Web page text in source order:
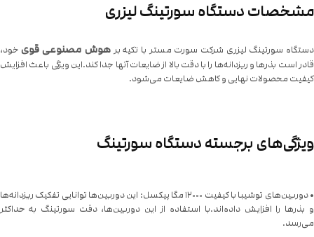
مشخصات دستگاه سورتینگ لیزری
دستگاه سورتینگ لیزری شرکت سورت مستر با تکیه بر هوش مصنوعی قوی خود،
قادر است بذرها و ریزدانه‌ها را با دقت بالا از ضایعات آنها جدا کند.این ویژگی باعث افزایش
کیفیت محصولات نهایی و کاهش ضایعات می‌شود.
ویژگی‌های برجسته دستگاه سورتینگ
• دوربین‌های توشیبا با کیفیت ۱۲۰۰۰ مگا پیکسل: این دوربین‌ها توانایی تفکیک ریزدانه‌ها
و بذرها را افزایش داده‌اند.با استفاده از این دوربین‌ها، دقت سورتینگ به حداکثر
می‌رسد.